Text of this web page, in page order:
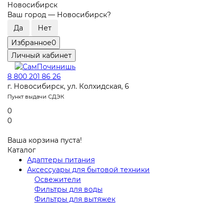
Новосибирск
Ваш город — Новосибирск?
Избранное0
Личный кабинет
8 800 201 86 26
г. Новосибирск, ул. Колхидская, 6
Пункт выдачи СДЭК
0
0
Ваша корзина пуста!
Каталог
Адаптеры питания
Аксессуары для бытовой техники
Освежители
Фильтры для воды
Фильтры для вытяжек